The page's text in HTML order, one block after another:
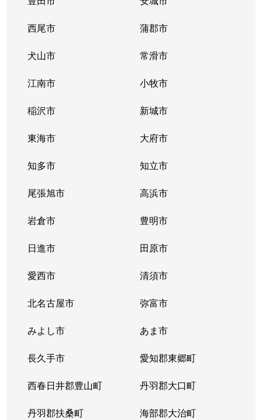
西尾市 蒲郡市
犬山市 常滑市
江南市 小牧市
稲沢市 新城市
東海市 大府市
知多市 知立市
尾張旭市 高浜市
岩倉市 豊明市
日進市 田原市
愛西市 清須市
北名古屋市 弥富市
みよし市 あま市
長久手市 愛知郡東郷町
西春日井郡豊山町 丹羽郡大口町
丹羽郡扶桑町 海部郡大治町